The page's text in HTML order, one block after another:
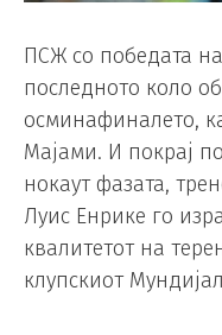
ПСЖ со победата
последното коло
осминафиналето,
Мајами. И покрај
нокаут фазата,
Луис Енрике го
квалитетот на
клупскиот